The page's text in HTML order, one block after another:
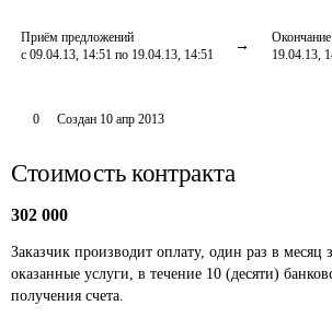
Приём предложений
с 09.04.13, 14:51 по 19.04.13, 14:51
Окончание
19.04.13,
0 Создан 10 апр 2013
Стоимость контракта
302 000
Заказчик производит оплату, один раз в месяц
оказанные услуги, в течение 10 (десяти)
получения счета.